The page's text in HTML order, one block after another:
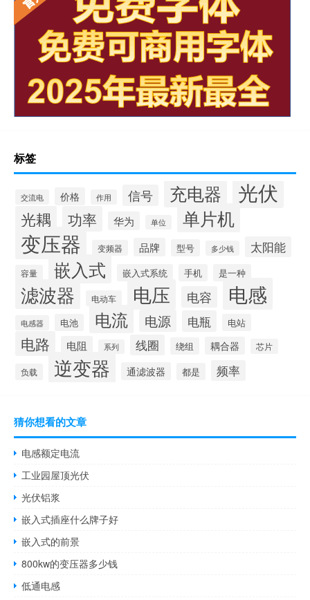
标签
交流电 价格 作用 信号 充电器 光伏
光耦 功率 华为 单位 单片机
变压器 变频器 品牌 型号 多少钱 太阳能
容量 嵌入式 嵌入式系统 手机 是一种
滤波器 电动车 电压 电容 电感
电感器 电池 电流 电源 电瓶 电站
电路 电阻 系列 线圈 绕组 耦合器 芯片
负载 逆变器 通滤波器 都是 频率
猜你想看的文章
电感额定电流
工业园屋顶光伏
光伏铝浆
嵌入式插座什么牌子好
嵌入式的前景
800kw的变压器多少钱
低通电感